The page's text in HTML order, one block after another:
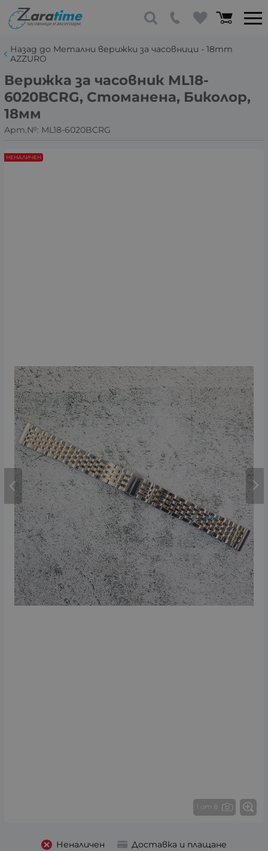
Назад до Метални верижки за часовници - 18mm
AZZURO
Верижка за часовник ML18-
6020BCRG, Стоманена, Биколор,
18мм
Арт.№: ML18-6020BCRG
1 от 8
НЕНАЛИЧЕН
Неналичен Доставка и плащане